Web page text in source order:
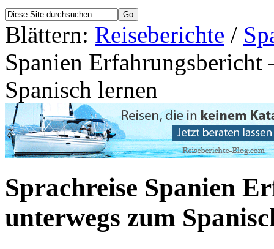
Blättern: Reiseberichte /
Spanien Erfahrungsbericht
Spanisch lernen
Sprachreise Spanien
unterwegs zum